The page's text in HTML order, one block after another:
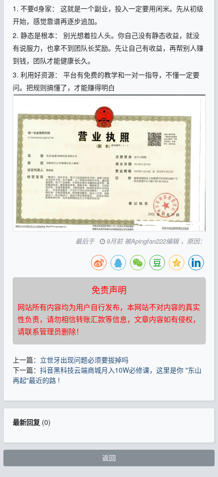
1. 不要d身家： 这就是一个副业，投入一定要用闲米。先从初级
开始，感觉靠谱再逐步追加。
2. 静态是根本： 别光想着拉人头。你自己没有静态收益，就没
有说服力，也拿不到团队长奖励。先让自己有收益，再帮别人赚
到钱，团队才能健康长久。
3. 利用好资源： 平台有免费的教学和一对一指导，不懂一定要
问。把规则搞懂了，才能赚得明白
最后于 9月前 被Apingfan222编辑 ，原因：
免责声明
网站所有内容均为用户自行发布，本网站不对内容的真实
性负责，请勿相信转账汇款等信息，文章内容如有侵权，
请联系管理员删除！
上一篇： 立世牙出现问题必须要拔掉吗
下一篇： 抖音黑科技云端商城月入10W必修课，这里是你 "东山
再起"最近的路 !
最新回复(0)
返回